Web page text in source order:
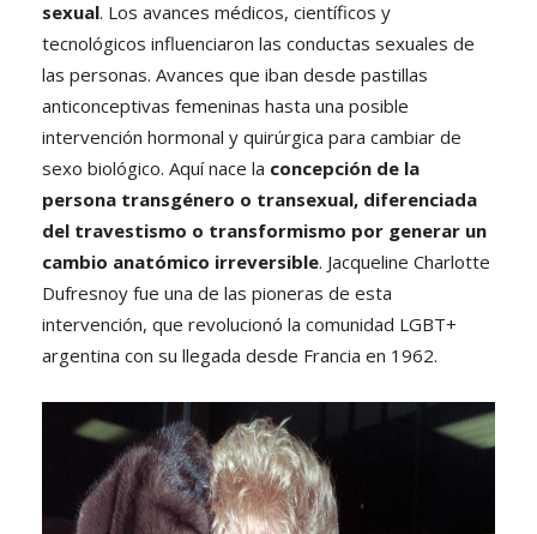
sexual. Los avances médicos, científicos y
tecnológicos influenciaron las conductas sexuales de
las personas. Avances que iban desde pastillas
anticonceptivas femeninas hasta una posible
intervención hormonal y quirúrgica para cambiar de
sexo biológico. Aquí nace la concepción de la
persona transgénero o transexual, diferenciada
del travestismo o transformismo por generar un
cambio anatómico irreversible. Jacqueline Charlotte
Dufresnoy fue una de las pioneras de esta
intervención, que revolucionó la comunidad LGBT+
argentina con su llegada desde Francia en 1962.